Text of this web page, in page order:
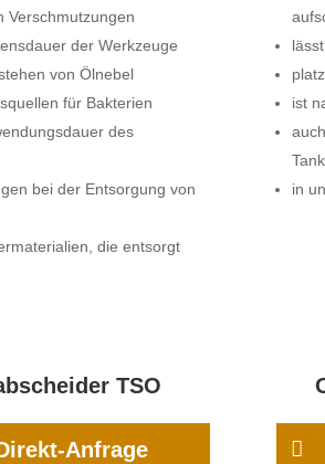
Verschmutzungen
der Werkzeuge
von Ölnebel
für Bakterien
des
bei der Entsorgung von
die entsorgt
ist
in
TSO
Anfrage 